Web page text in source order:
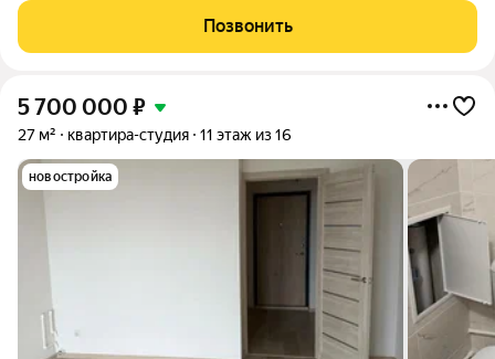
тех, кто ценит комфорт, уют и качество жизни. Светлые
комнаты, вид во двор,
Позвонить
5 700 000 ₽
27 м² квартира-студия 11 этаж из 16
новостройка